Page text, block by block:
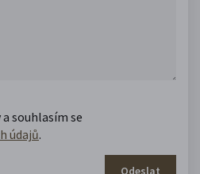
souhlasím se
údajů.
Odeslat